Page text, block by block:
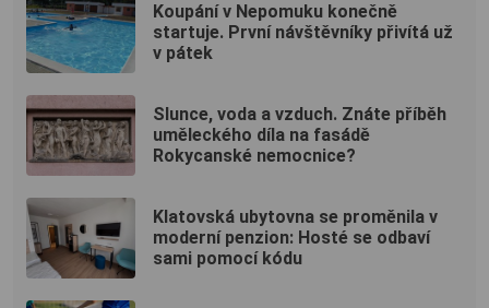
Koupání v Nepomuku konečně
startuje. První návštěvníky přivítá už
v pátek
Slunce, voda a vzduch. Znáte příběh
uměleckého díla na fasádě
Rokycanské nemocnice?
Klatovská ubytovna se proměnila v
moderní penzion: Hosté se odbaví
sami pomocí kódu